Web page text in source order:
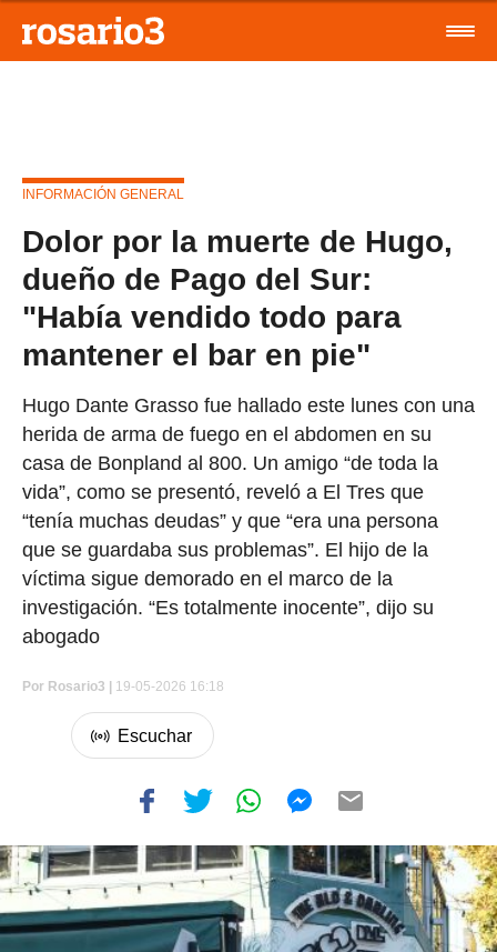
INFORMACIÓN GENERAL
Dolor por la muerte de Hugo,
dueño de Pago del Sur:
"Había vendido todo para
mantener el bar en pie"
Hugo Dante Grasso fue hallado este lunes con una
herida de arma de fuego en el abdomen en su
casa de Bonpland al 800. Un amigo “de toda la
vida”, como se presentó, reveló a El Tres que
“tenía muchas deudas” y que “era una persona
que se guardaba sus problemas”. El hijo de la
víctima sigue demorado en el marco de la
investigación. “Es totalmente inocente”, dijo su
abogado
Por Rosario3 | 19-05-2026 16:18